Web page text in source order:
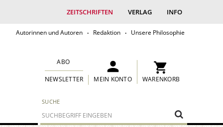
ZEITSCHRIFTEN VERLAG INFO
Autorinnen und Autoren Redaktion Unsere Philosophie
SUCHE
ABO
NEWSLETTER MEIN KONTO WARENKORB